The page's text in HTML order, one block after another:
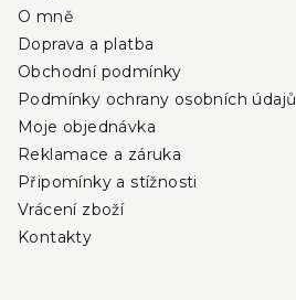
O mně
Doprava a platba
Obchodní podmínky
Podmínky ochrany osobních údajů
Moje objednávka
Reklamace a záruka
Připomínky a stížnosti
Vrácení zboží
Kontakty